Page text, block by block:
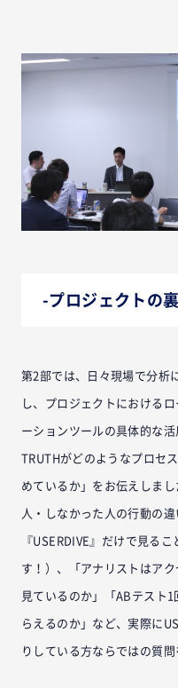
-プロジェクトの
第2部では、日々現場で分析
し、プロジェクトにおける
ーションツールの具体的な
TRUTHがどのようなプロセ
めているか」をお伝えしま
人・しなかった人の行動の
『USERDIVE』だけで見る
す！）、「アナリストはア
見ているのか」「ABテスト
らえるのか」など、実際に
りしている方ならではの質問